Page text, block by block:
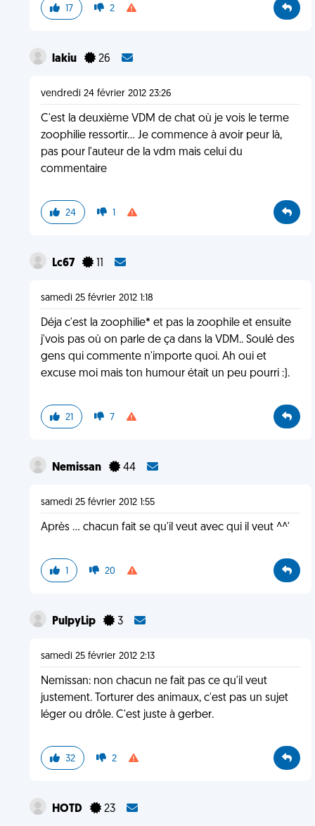
17 2
lakiu 26
vendredi 24 février 2012 23:26
C'est la deuxième VDM de chat où je vois le terme
zoophilie ressortir... Je commence à avoir peur là,
pas pour l'auteur de la vdm mais celui du
commentaire
24 1
Lc67 11
samedi 25 février 2012 1:18
Déja c'est la zoophilie* et pas la zoophile et ensuite
j'vois pas où on parle de ça dans la VDM.. Soulé des
gens qui commente n'importe quoi. Ah oui et
excuse moi mais ton humour était un peu pourri :).
21 7
Nemissan 44
samedi 25 février 2012 1:55
Après ... chacun fait se qu'il veut avec qui il veut ^^'
1 20
PulpyLip 3
samedi 25 février 2012 2:13
Nemissan: non chacun ne fait pas ce qu'il veut
justement. Torturer des animaux, c'est pas un sujet
léger ou drôle. C'est juste à gerber.
32 2
HOTD 23